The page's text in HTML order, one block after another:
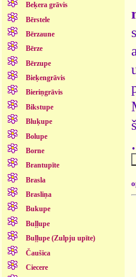
Beķera grāvis
Bērstele
Bērzaune
Bērze
Bērzupe
Bieķengrāvis
Bieriņgrāvis
Bikstupe
Bluķupe
Bolupe
Borne
Brantupīte
Brasla
Brasliņa
Bukupe
Buļļupe
Buļļupe (Zulpju upīte)
Čaušica
Ciecere